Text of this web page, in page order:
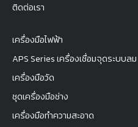
ติดต่อเรา
เครื่องมือไฟฟ้า
APS Series เครื่องเชื่อมจุดระบบลม
เครื่องมือวัด
ชุดเครื่องมือช่าง
เครื่องมือทำความสะอาด